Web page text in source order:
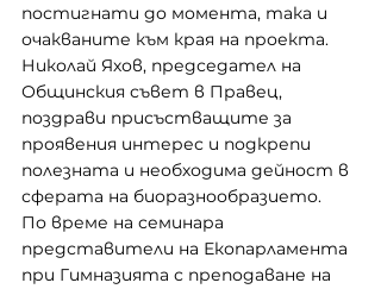
постигнати до момента, така и
очакваните към края на проекта.
Николай Яхов, председател на
Общинския съвет в Правец,
поздрави присъстващите за
проявения интерес и подкрепи
полезната и необходима дейност в
сферата на биоразнообразието.
По време на семинара
представители на Екопарламента
при Гимназията с преподаване на